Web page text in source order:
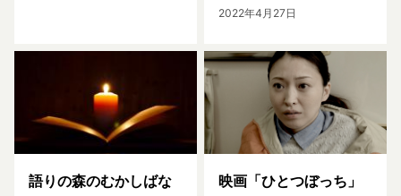
2022年4月27日
語りの森のむかしばな
映画「ひとつぼっち」